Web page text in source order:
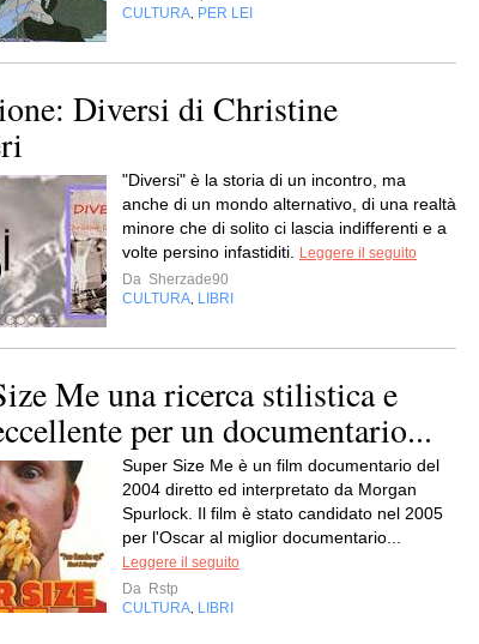
CULTURA PER LEI
Diversi di Christine
"Diversi" è la storia di un incontro, ma
anche di un mondo alternativo, di una realtà
minore che di solito ci lascia indifferenti e a
volte persino infastiditi.
Leggere il seguito
Da Sherzade90
CULTURA LIBRI
Me una ricerca stilistica e
per un documentario...
Super Size Me è un film documentario del
2004 diretto ed interpretato da Morgan
Spurlock. Il film è stato candidato nel 2005
per l'Oscar al miglior documentario...
Leggere il seguito
Da Rstp
CULTURA LIBRI